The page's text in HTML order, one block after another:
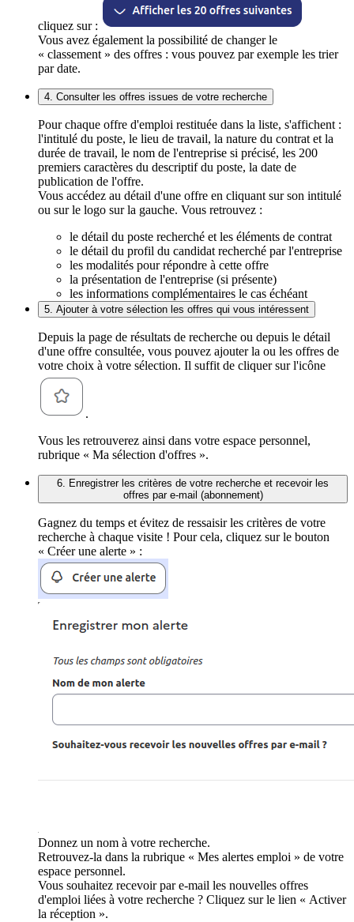
cliquez sur :
Vous avez également la possibilité de changer le
« classement » des offres : vous pouvez par exemple les trier
par date.
4. Consulter les offres issues de votre recherche
Pour chaque offre d'emploi restituée dans la liste, s'affichent :
l'intitulé du poste, le lieu de travail, la nature du contrat et la
durée de travail, le nom de l'entreprise si précisé, les 200
premiers caractères du descriptif du poste, la date de
publication de l'offre.
Vous accédez au détail d'une offre en cliquant sur son intitulé
ou sur le logo sur la gauche. Vous retrouvez :
le détail du poste recherché et les éléments de contrat
le détail du profil du candidat recherché par l'entreprise
les modalités pour répondre à cette offre
la présentation de l'entreprise (si présente)
les informations complémentaires le cas échéant
5. Ajouter à votre sélection les offres qui vous intéressent
Depuis la page de résultats de recherche ou depuis le détail
d'une offre consultée, vous pouvez ajouter la ou les offres de
votre choix à votre sélection. Il suffit de cliquer sur l'icône
.
Vous les retrouverez ainsi dans votre espace personnel,
rubrique « Ma sélection d'offres ».
6. Enregistrer les critères de votre recherche et recevoir les
offres par e-mail (abonnement)
Gagnez du temps et évitez de ressaisir les critères de votre
recherche à chaque visite ! Pour cela, cliquez sur le bouton
« Créer une alerte » :
Donnez un nom à votre recherche.
Retrouvez-la dans la rubrique « Mes alertes emploi » de votre
espace personnel.
Vous souhaitez recevoir par e-mail les nouvelles offres
d'emploi liées à votre recherche ? Cliquez sur le lien « Activer
la réception ».